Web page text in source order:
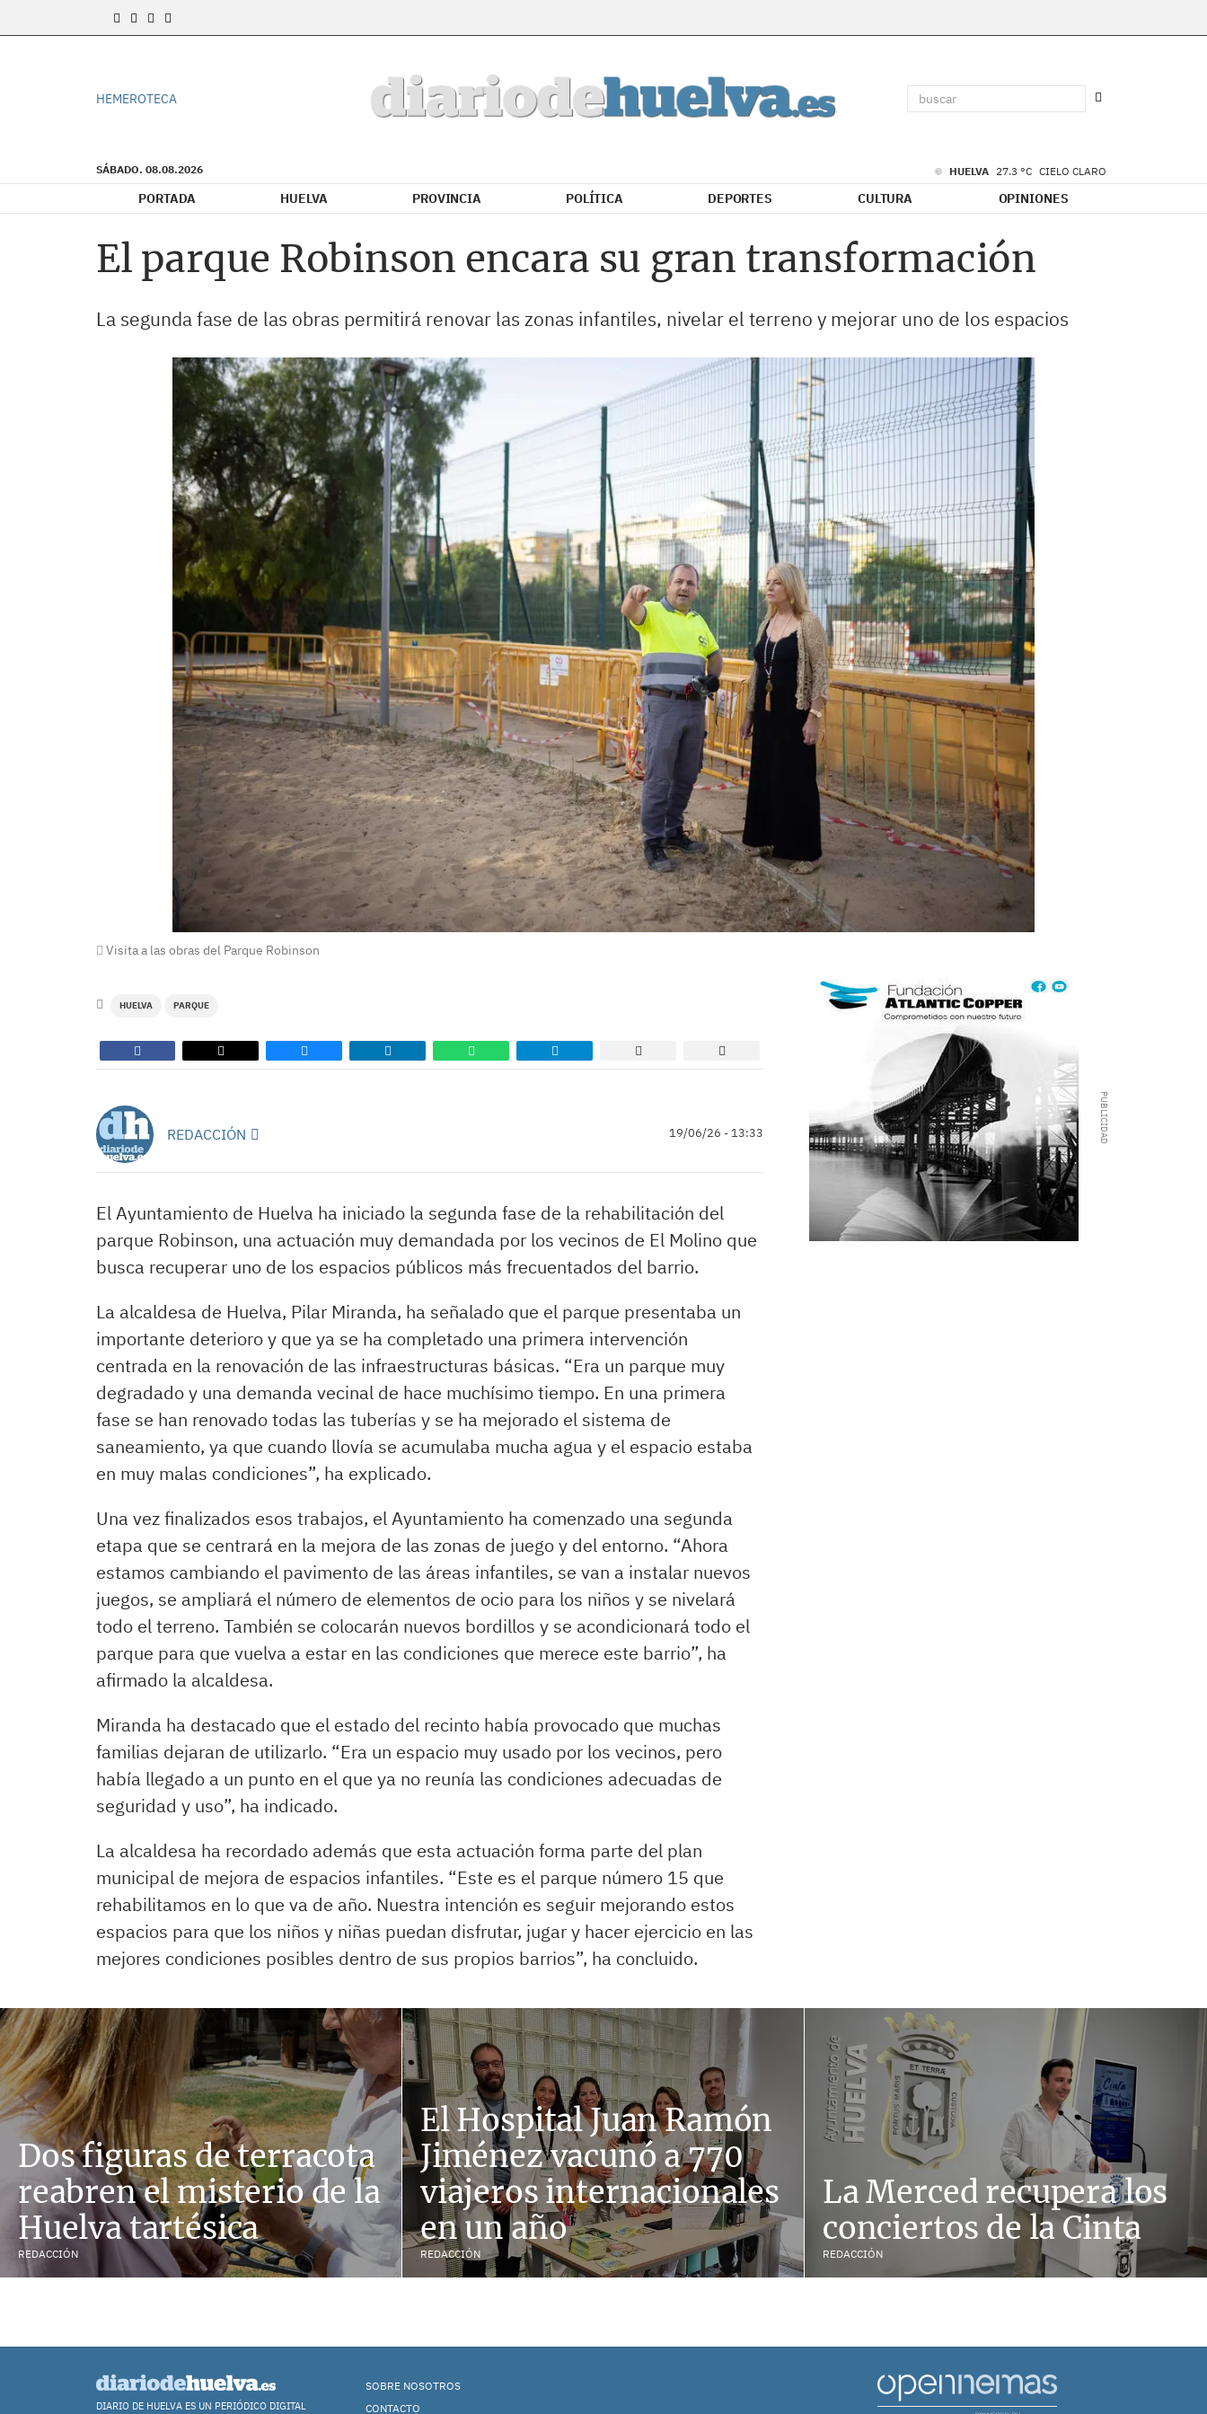
HEMEROTECA
SÁBADO. 08.08.2026 HUELVA 27.3 °C CIELO CLARO
PORTADA HUELVA PROVINCIA POLÍTICA DEPORTES CULTURA OPINIONES
El parque Robinson encara su gran transformación
La segunda fase de las obras permitirá renovar las zonas infantiles, nivelar el terreno y mejorar uno de los espacios
Visita a las obras del Parque Robinson
HUELVA PARQUE
REDACCIÓN 19/06/26 - 13:33
El Ayuntamiento de Huelva ha iniciado la segunda fase de la rehabilitación del
parque Robinson, una actuación muy demandada por los vecinos de El Molino que
busca recuperar uno de los espacios públicos más frecuentados del barrio.
La alcaldesa de Huelva, Pilar Miranda, ha señalado que el parque presentaba un
importante deterioro y que ya se ha completado una primera intervención
centrada en la renovación de las infraestructuras básicas. “Era un parque muy
degradado y una demanda vecinal de hace muchísimo tiempo. En una primera
fase se han renovado todas las tuberías y se ha mejorado el sistema de
saneamiento, ya que cuando llovía se acumulaba mucha agua y el espacio estaba
en muy malas condiciones”, ha explicado.
Una vez finalizados esos trabajos, el Ayuntamiento ha comenzado una segunda
etapa que se centrará en la mejora de las zonas de juego y del entorno. “Ahora
estamos cambiando el pavimento de las áreas infantiles, se van a instalar nuevos
juegos, se ampliará el número de elementos de ocio para los niños y se nivelará
todo el terreno. También se colocarán nuevos bordillos y se acondicionará todo el
parque para que vuelva a estar en las condiciones que merece este barrio”, ha
afirmado la alcaldesa.
Miranda ha destacado que el estado del recinto había provocado que muchas
familias dejaran de utilizarlo. “Era un espacio muy usado por los vecinos, pero
había llegado a un punto en el que ya no reunía las condiciones adecuadas de
seguridad y uso”, ha indicado.
La alcaldesa ha recordado además que esta actuación forma parte del plan
municipal de mejora de espacios infantiles. “Este es el parque número 15 que
rehabilitamos en lo que va de año. Nuestra intención es seguir mejorando estos
espacios para que los niños y niñas puedan disfrutar, jugar y hacer ejercicio en las
mejores condiciones posibles dentro de sus propios barrios”, ha concluido.
Dos figuras de terracota
reabren el misterio de la
Huelva tartésica
REDACCIÓN
El Hospital Juan Ramón
Jiménez vacunó a 770
viajeros internacionales
en un año
REDACCIÓN
La Merced recupera los
conciertos de la Cinta
REDACCIÓN
DIARIO DE HUELVA ES UN PERIÓDICO DIGITAL
SOBRE NOSOTROS
CONTACTO